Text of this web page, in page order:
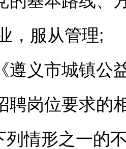
，服从管理;
遵义市城镇公
聘岗位要求的
情形之一的不